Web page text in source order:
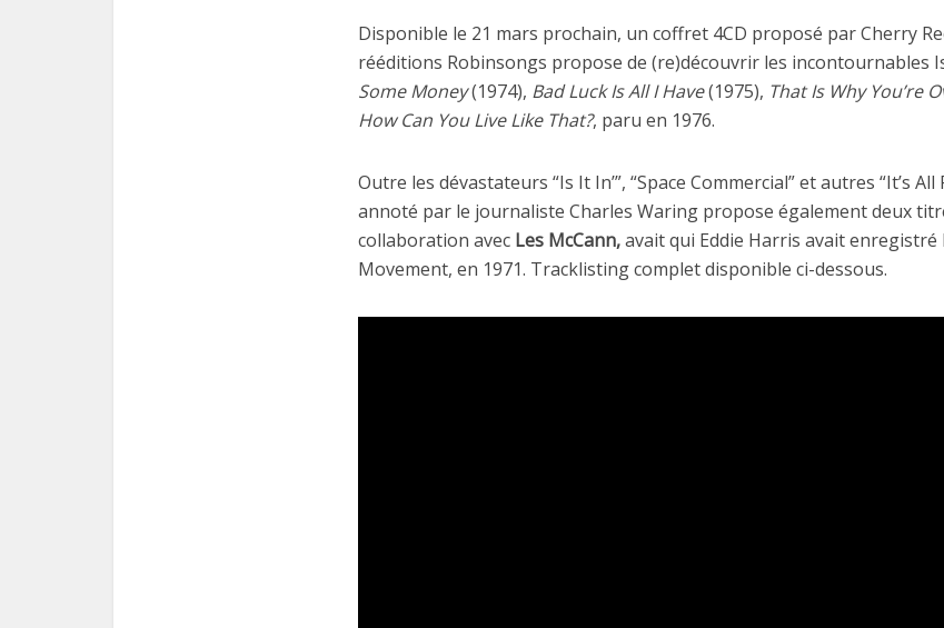
Disponible le 21 mars prochain, un coffret 4CD proposé par Cherry
rééditions Robinsongs propose de (re)découvrir les incontournables
Some Money(1974), Bad Luck Is All I Have(1975), That Is Why You’re
How Can You Live Like That?, paru en 1976.
Outre les dévastateurs “Is It In’”, “Space Commercial” et autres “It’s
annoté par le journaliste Charles Waring propose également deux
collaboration avec Les McCann,avait qui Eddie Harris avait enregistré
Movement, en 1971. Tracklisting complet disponible ci-dessous.